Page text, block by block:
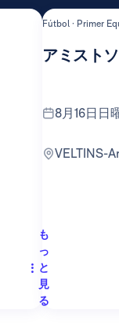
Fútbol · Primer
アミストソ
8月16日日
VELTINS-
も
っ
と
見
る